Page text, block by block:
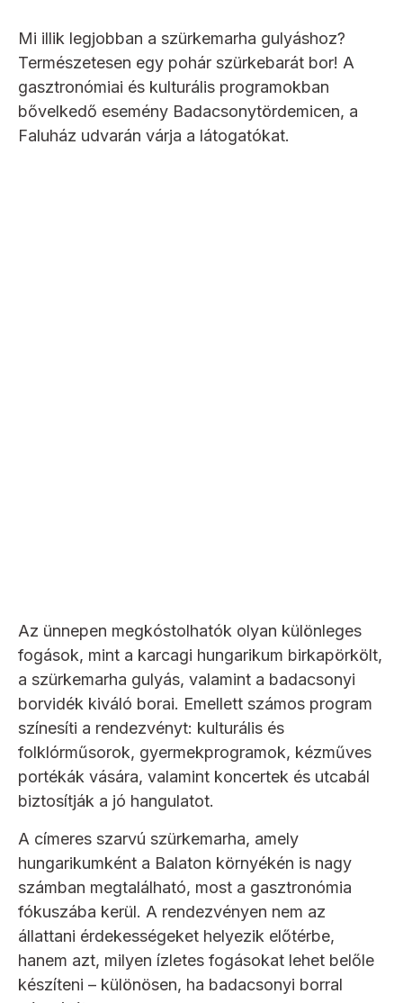
Mi illik legjobban a szürkemarha gulyáshoz?
Természetesen egy pohár szürkebarát bor! A
gasztronómiai és kulturális programokban
bővelkedő esemény Badacsonytördemicen, a
Faluház udvarán várja a látogatókat.
Az ünnepen megkóstolhatók olyan különleges
fogások, mint a karcagi hungarikum birkapörkölt,
a szürkemarha gulyás, valamint a badacsonyi
borvidék kiváló borai. Emellett számos program
színesíti a rendezvényt: kulturális és
folklórműsorok, gyermekprogramok, kézműves
portékák vására, valamint koncertek és utcabál
biztosítják a jó hangulatot.
A címeres szarvú szürkemarha, amely
hungarikumként a Balaton környékén is nagy
számban megtalálható, most a gasztronómia
fókuszába kerül. A rendezvényen nem az
állattani érdekességeket helyezik előtérbe,
hanem azt, milyen ízletes fogásokat lehet belőle
készíteni – különösen, ha badacsonyi borral